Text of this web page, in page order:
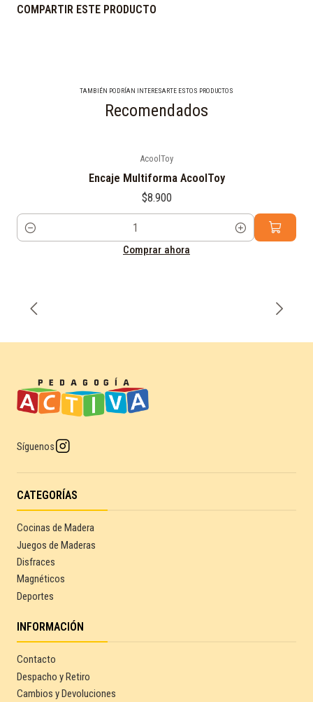
COMPARTIR ESTE PRODUCTO
TAMBIÉN PODRÍAN INTERESARTE ESTOS PRODUCTOS
Recomendados
AcoolToy
Encaje Multiforma AcoolToy
$8.900
Cantidad
Comprar ahora
Síguenos
CATEGORÍAS
Cocinas de Madera
Juegos de Maderas
Disfraces
Magnéticos
Deportes
INFORMACIÓN
Contacto
Despacho y Retiro
Cambios y Devoluciones